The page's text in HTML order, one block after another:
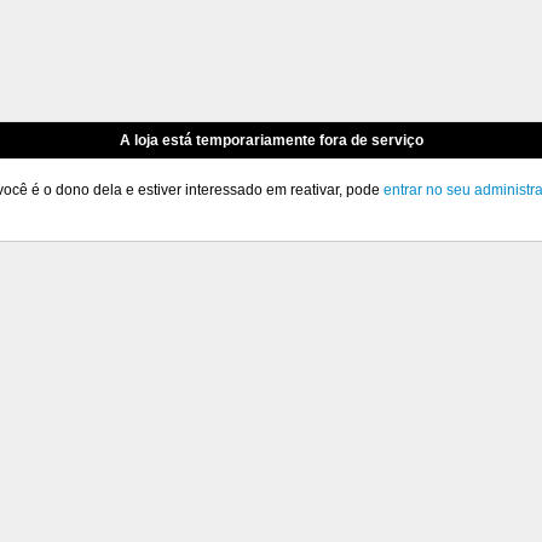
A loja está temporariamente fora de serviço
é o dono dela e estiver interessado em reativar, pode entrar no seu